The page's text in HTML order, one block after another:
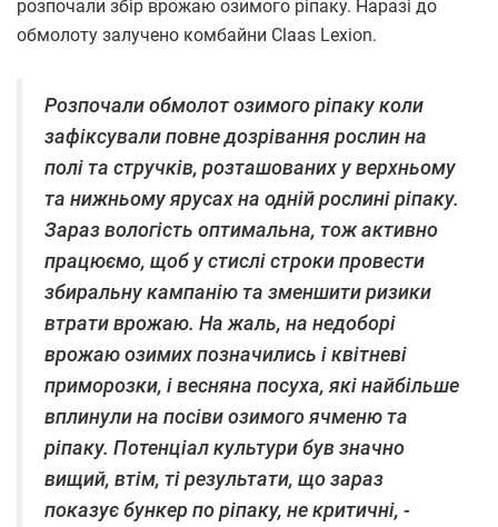
розпочали збір врожаю озимого ріпаку. Наразі до
обмолоту залучено комбайни Claas Lexion.
Розпочали обмолот озимого ріпаку коли
зафіксували повне дозрівання рослин на
полі та стручків, розташованих у верхньому
та нижньому ярусах на одній рослині ріпаку.
Зараз вологість оптимальна, тож активно
працюємо, щоб у стислі строки провести
збиральну кампанію та зменшити ризики
втрати врожаю. На жаль, на недоборі
врожаю озимих позначились і квітневі
приморозки, і весняна посуха, які найбільше
вплинули на посіви озимого ячменю та
ріпаку. Потенціал культури був значно
вищий, втім, ті результати, що зараз
показує бункер по ріпаку, не критичні, -